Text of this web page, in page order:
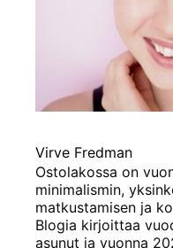
Virve Fredman
Ostolakossa on
minimalismin,
matkustamisen ja
Blogia kirjoittaa
asunut ja vuonna